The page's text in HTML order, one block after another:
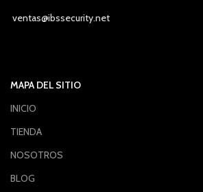
ventas@ibssecurity.net
MAPA DEL SITIO
INICIO
TIENDA
NOSOTROS
BLOG